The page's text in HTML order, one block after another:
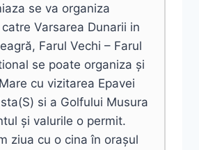
se va organiza
Varsarea Dunarii in
Farul Vechi – Farul
se poate organiza și
cu vizitarea Epavei
si a Golfului Musura
și valurile o permit.
ziua cu o cina în orașul